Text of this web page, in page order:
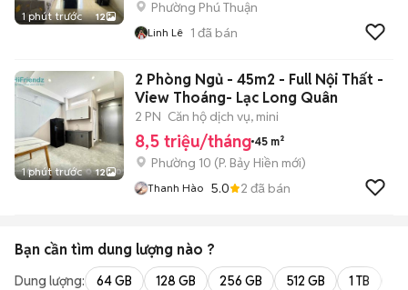
1 phút trước 12
Phường Phú Thuận
Linh Lê 1 đã bán
1 phút trước 12
2 Phòng Ngủ - 45m2 - Full Nội Thất -
View Thoáng- Lạc Long Quân
2 PN Căn hộ dịch vụ, mini
8,5 triệu/tháng 45 m²
Phường 10 (P. Bảy Hiền mới)
Thanh Hào 5.0 2 đã bán
Bạn cần tìm dung lượng nào ?
Dung lượng: 64 GB 128 GB 256 GB 512 GB 1 TB